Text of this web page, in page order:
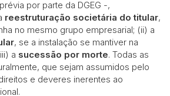
por parte da DGEG -,
reestruturação societária do titular,
no mesmo grupo empresarial; (ii) a
, se a instalação se mantiver na
a sucessão por morte. Todas as
que sejam assumidos pelo
e deveres inerentes ao